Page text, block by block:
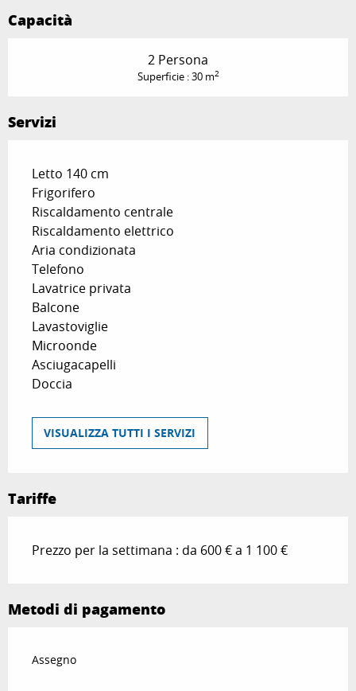
Capacità
2 Persona
Superficie : 30 m2
Servizi
Letto 140 cm
Frigorifero
Riscaldamento centrale
Riscaldamento elettrico
Aria condizionata
Telefono
Lavatrice privata
Balcone
Lavastoviglie
Microonde
Asciugacapelli
Doccia
VISUALIZZA TUTTI I SERVIZI
Tariffe
Prezzo per la settimana : da 600 € a 1 100 €
Metodi di pagamento
Assegno